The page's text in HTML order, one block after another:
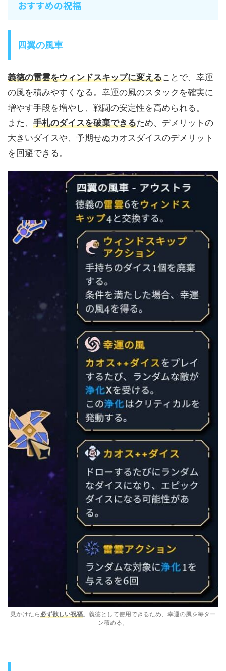
おすすめの祝福
四翼の風車
義徳の雷雲をウィンドスキップに変えることで、幸運
の風を積みやすくなる。幸運の風のスタックを確実に
増やす手段を増やし、戦闘の安定性を高められる。
また、 手札のダイスを破棄できるため、デメリットの
大きいダイスや、予期せぬカオスダイスのデメリット
を回避できる。
見かけたら必ず欲しい祝福。義徳として使用できるため、幸運の風を毎ター
ン積める。